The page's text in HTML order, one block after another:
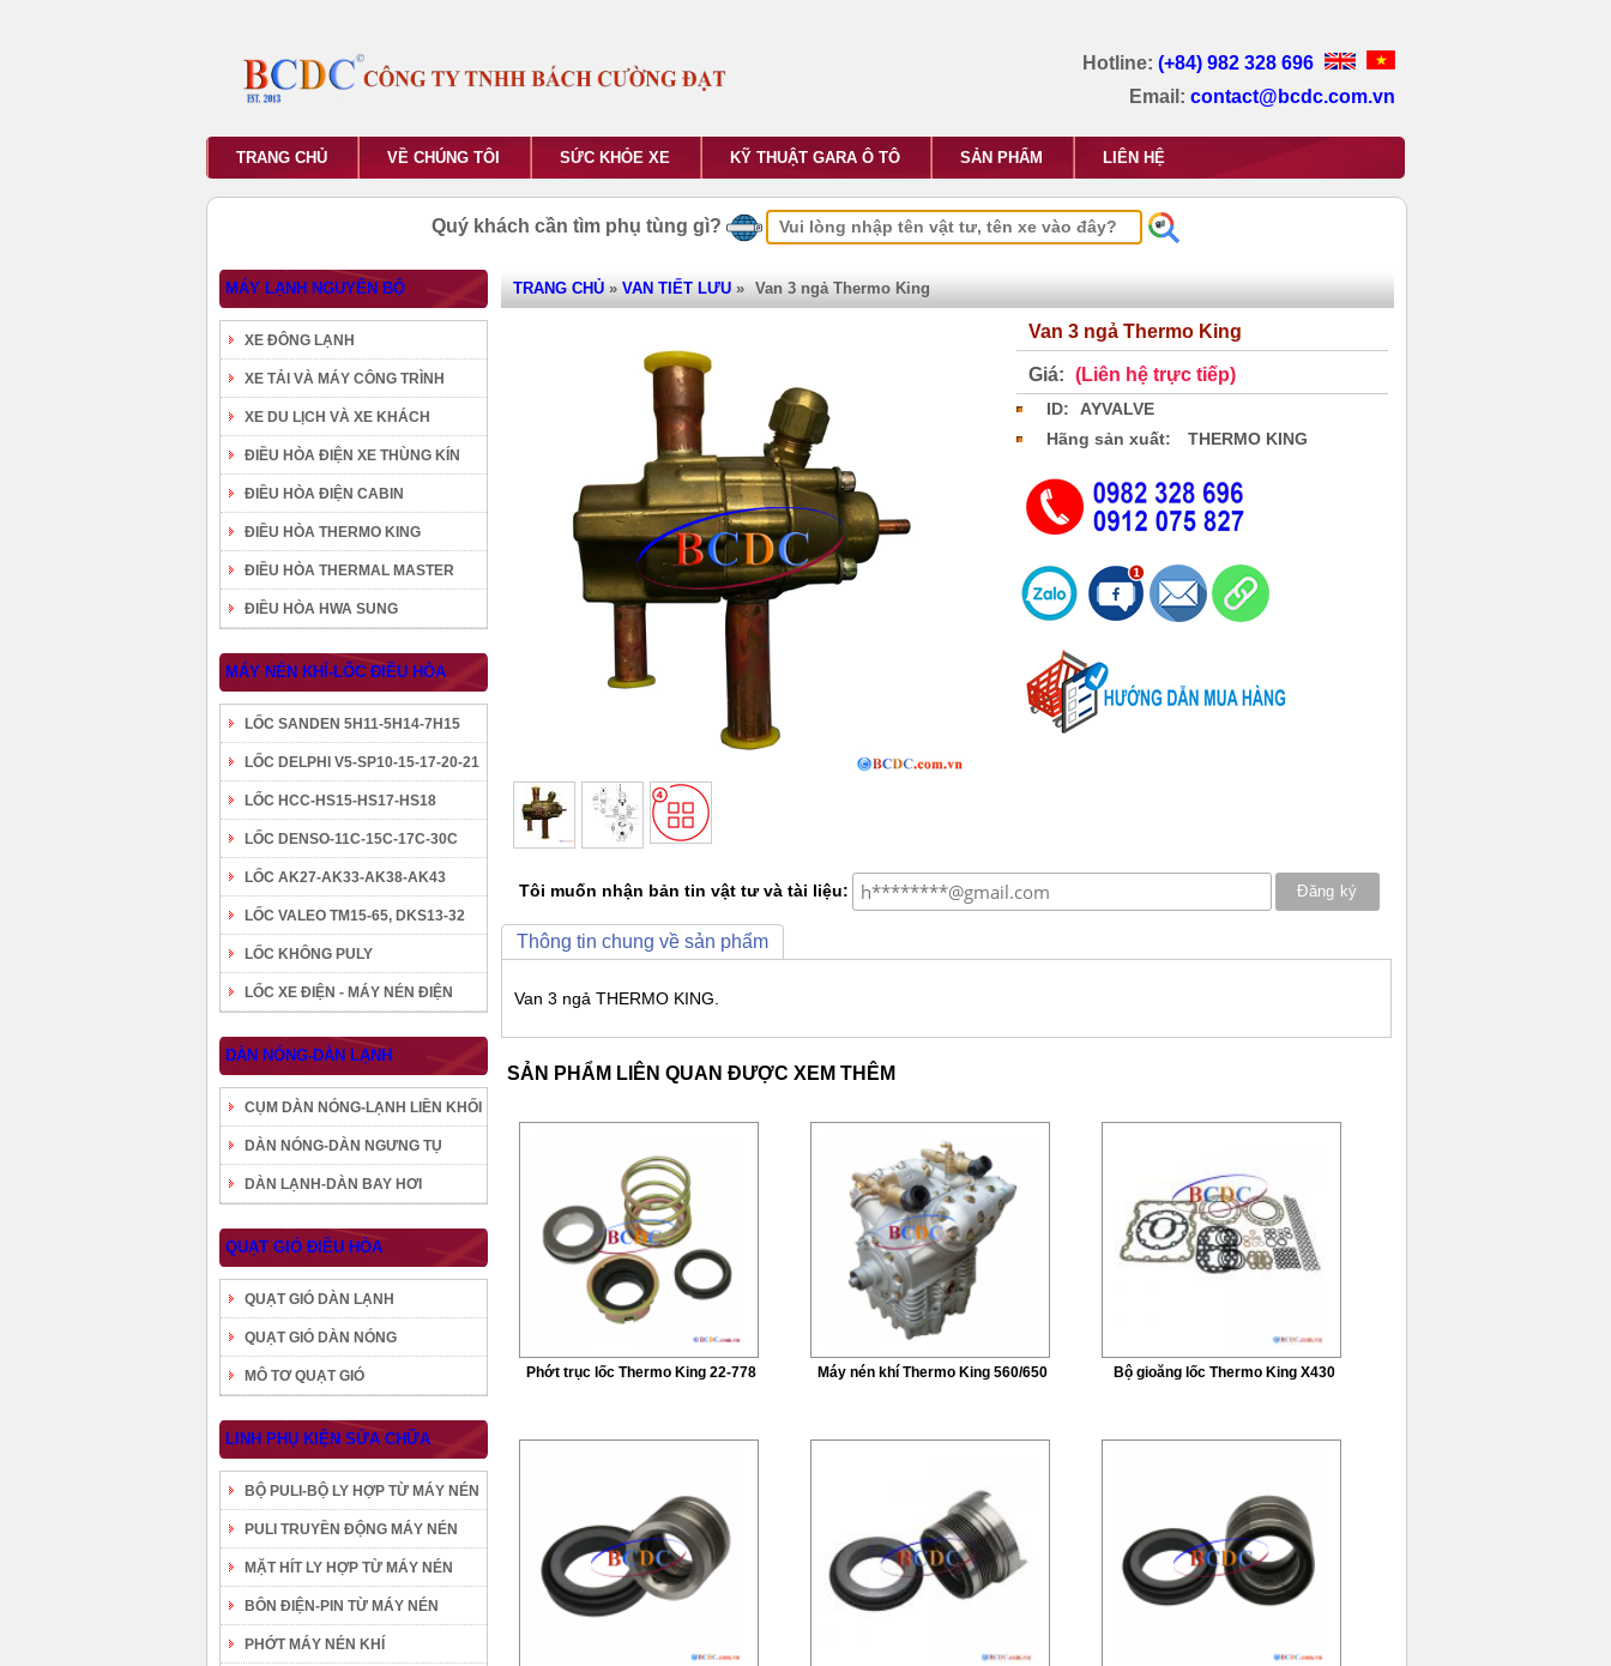
Hotline: (+84) 982 328 696
Email: contact@bcdc.com.vn
TRANG CHỦ VỀ CHÚNG TÔI SỨC KHỎE XE KỸ THUẬT GARA Ô TÔ SẢN PHẨM LIÊN HỆ
Quý khách cần tìm phụ tùng gì?
MÁY LẠNH NGUYÊN BỘ
XE ĐÔNG LẠNH
XE TẢI VÀ MÁY CÔNG TRÌNH
XE DU LỊCH VÀ XE KHÁCH
ĐIỀU HÒA ĐIỆN XE THÙNG KÍN
ĐIỀU HÒA ĐIỆN CABIN
ĐIỀU HÒA THERMO KING
ĐIỀU HÒA THERMAL MASTER
ĐIỀU HÒA HWA SUNG
MÁY NÉN KHÍ-LỐC ĐIỀU HÒA
LỐC SANDEN 5H11-5H14-7H15
LỐC DELPHI V5-SP10-15-17-20-21
LỐC HCC-HS15-HS17-HS18
LỐC DENSO-11C-15C-17C-30C
LỐC AK27-AK33-AK38-AK43
LỐC VALEO TM15-65, DKS13-32
LỐC KHÔNG PULY
LỐC XE ĐIỆN - MÁY NÉN ĐIỆN
DÀN NÓNG-DÀN LẠNH
CỤM DÀN NÓNG-LẠNH LIỀN KHỐI
DÀN NÓNG-DÀN NGƯNG TỤ
DÀN LẠNH-DÀN BAY HƠI
QUẠT GIÓ ĐIỀU HÒA
QUẠT GIÓ DÀN LẠNH
QUẠT GIÓ DÀN NÓNG
MÔ TƠ QUẠT GIÓ
LINH PHỤ KIỆN SỬA CHỮA
BỘ PULI-BỘ LY HỢP TỪ MÁY NÉN
PULI TRUYỀN ĐỘNG MÁY NÉN
MẶT HÍT LY HỢP TỪ MÁY NÉN
BÔN ĐIỆN-PIN TỪ MÁY NÉN
PHỚT MÁY NÉN KHÍ
TRANG CHỦ » VAN TIẾT LƯU » Van 3 ngả Thermo King
Van 3 ngả Thermo King
Giá: (Liên hệ trực tiếp)
ID:
AYVALVE
Hãng sản xuất:
THERMO KING
Tôi muốn nhận bản tin vật tư và tài liệu:
Thông tin chung về sản phẩm
Van 3 ngả THERMO KING.
SẢN PHẨM LIÊN QUAN ĐƯỢC XEM THÊM
Phớt trục lốc Thermo King 22-778 Máy nén khí Thermo King 560/650 Bộ gioăng lốc Thermo King X430